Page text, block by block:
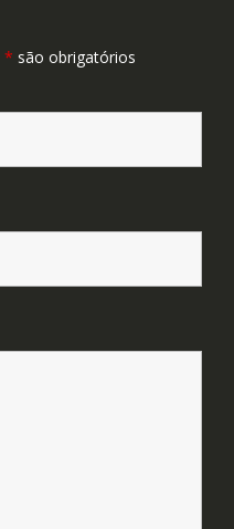
* são obrigatórios